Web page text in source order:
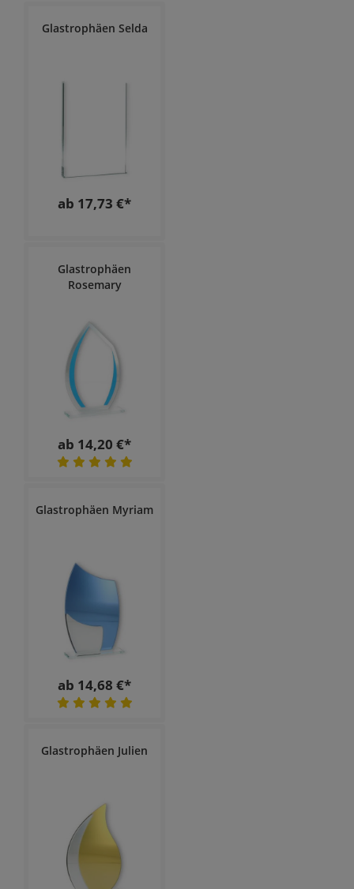
Glastrophäen Selda
ab 17,73 €*
Glastrophäen
Rosemary
ab 14,20 €*
Glastrophäen Myriam
ab 14,68 €*
Glastrophäen Julien